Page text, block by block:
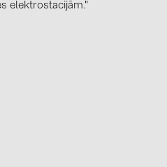
elektrostacijām."